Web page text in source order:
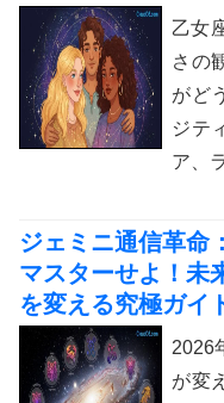
乙女
さの
がど
ジテ
ア、
ジェミニ通信革命
マスターせよ！未
を変える究極ガイ
2026
が変